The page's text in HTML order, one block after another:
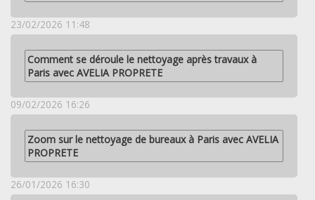
23/02/2026 11:48
Comment se déroule le nettoyage après travaux à
Paris avec AVELIA PROPRETE
09/02/2026 16:26
Zoom sur le nettoyage de bureaux à Paris avec AVELIA
PROPRETE
26/01/2026 16:30